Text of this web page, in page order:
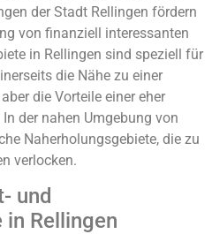
der Stadt Rellingen fördern
von finanziell interessanten
in Rellingen sind speziell für
die Nähe zu einer
die Vorteile einer eher
der nahen Umgebung von
Naherholungsgebiete, die zu
verlocken.
und
in Rellingen